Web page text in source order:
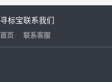
寻标宝
首页
联系我们
联系客服